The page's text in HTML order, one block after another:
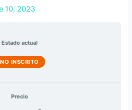
10, 2023
Estado actual
NO INSCRITO
Precio